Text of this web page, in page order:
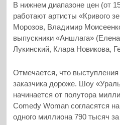
В нижнем диапазоне цен (от
работают артисты «Кривого
Морозов, Владимир
выпускники «Аншлага»
Лукинский, Клара Новикова,
Отмечается, что выступления
заказчика дороже. Шоу
начинается от полутора
Comedy Woman согласятся
одного миллиона 790 тысяч